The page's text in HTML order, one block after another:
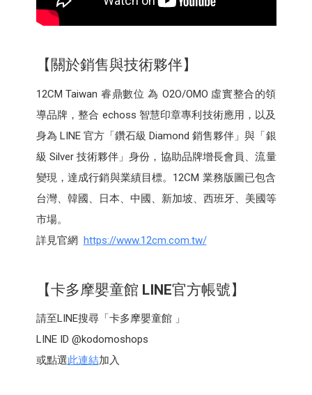
【關於銷售與技術夥伴】
12CM Taiwan 睿鼎數位 為 O2O/OMO 虛實整合的領
導品牌，整合 echoss 智慧印章專利技術應用，以及
身為 LINE 官方「鑽石級 Diamond 銷售夥伴」與「銀
級 Silver 技術夥伴」身份，協助品牌增長會員、流量
變現，達成行銷與業績目標。12CM 業務版圖已包含
台灣、韓國、日本、中國、新加坡、西班牙、美國等
市場。
詳見官網 https://www.12cm.com.tw/
【卡多摩嬰童館 LINE官方帳號】
請至LINE搜尋「卡多摩嬰童館 」
LINE ID @kodomoshops
或點選此連結加入